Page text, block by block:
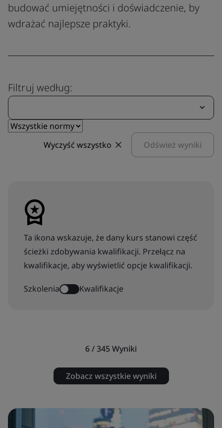
budować umiejętności i doświadczenie, by
wdrażać najlepsze praktyki.
Filtruj według:
Wyczyść wszystko Odśwież wyniki
Ta ikona wskazuje, że dany kurs stanowi część
ścieżki zdobywania kwalifikacji. Przełącz na
kwalifikacje, aby wyświetlić opcje kwalifikacji.
Szkolenia Kwalifikacje
6 / 345Wyniki
Zobacz wszystkie wyniki